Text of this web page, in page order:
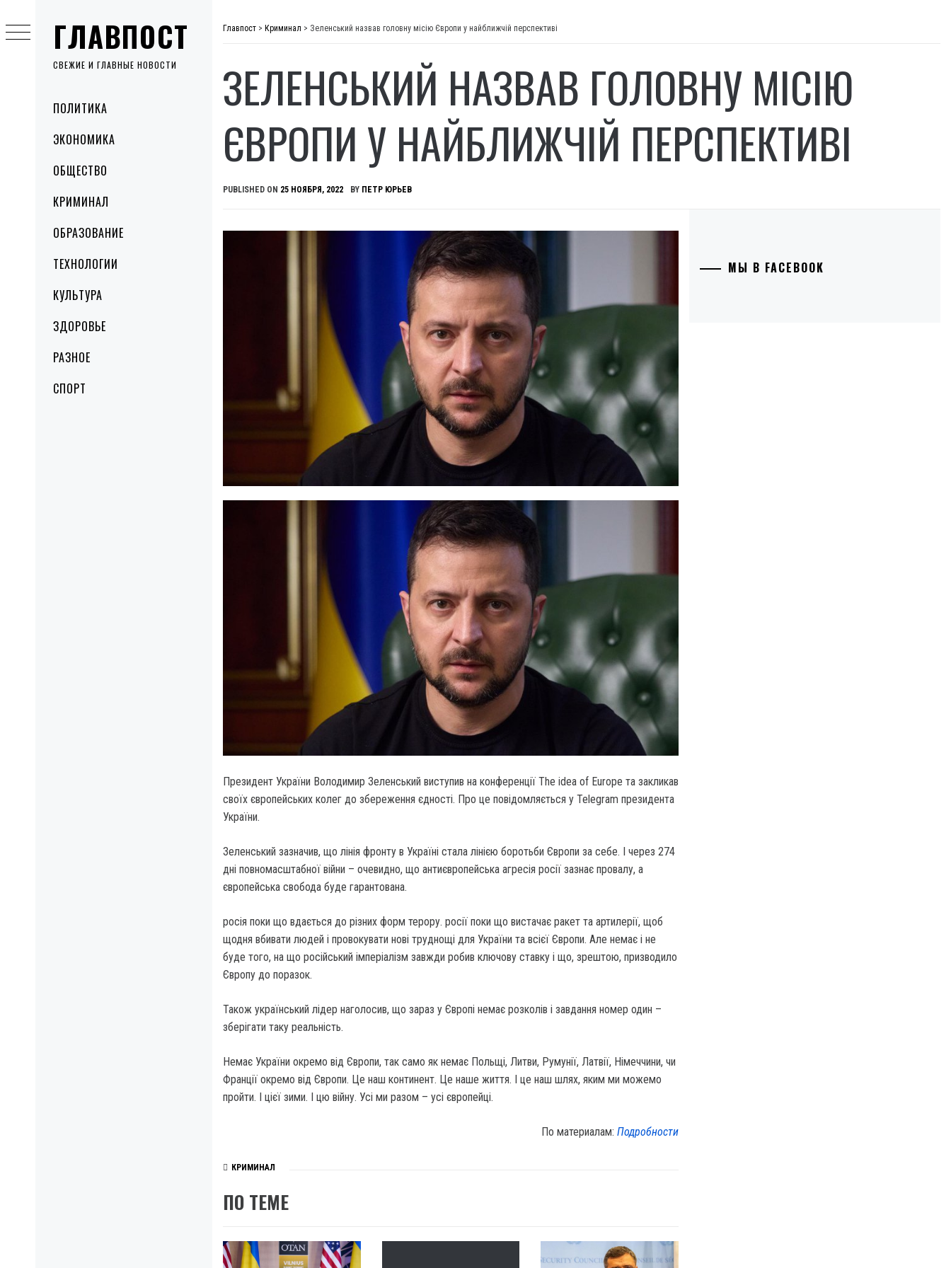
ГЛАВПОСТ
СВЕЖИЕ И ГЛАВНЫЕ НОВОСТИ
MenuПОЛИТИКА
ЭКОНОМИКА
ОБЩЕСТВО
КРИМИНАЛ
ОБРАЗОВАНИЕ
ТЕХНОЛОГИИ
КУЛЬТУРА
ЗДОРОВЬЕ
РАЗНОЕ
СПОРТ
to
content
Главпост > Криминал > Зеленський назвав головну місію Європи у найближчій перспективі
ЗЕЛЕНСЬКИЙ НАЗВАВ ГОЛОВНУ МІСІЮ
ЄВРОПИ У НАЙБЛИЖЧІЙ ПЕРСПЕКТИВІ
PUBLISHED ON 25 НОЯБРЯ, 2022 BY ПЕТР ЮРЬЕВ
Президент України Володимир Зеленський виступив на конференції The idea of Europe та закликав
своїх європейських колег до збереження єдності. Про це повідомляється у Telegram президента
України.
Зеленський зазначив, що лінія фронту в Україні стала лінією боротьби Європи за себе. І через 274
дні повномасштабної війни – очевидно, що антиєвропейська агресія росії зазнає провалу, а
європейська свобода буде гарантована.
росія поки що вдається до різних форм терору. росії поки що вистачає ракет та артилерії, щоб
щодня вбивати людей і провокувати нові труднощі для України та всієї Європи. Але немає і не
буде того, на що російський імперіалізм завжди робив ключову ставку і що, зрештою, призводило
Європу до поразок.
Також український лідер наголосив, що зараз у Європі немає розколів і завдання номер один –
зберігати таку реальність.
Немає України окремо від Європи, так само як немає Польщі, Литви, Румунії, Латвії, Німеччини, чи
Франції окремо від Європи. Це наш континент. Це наше життя. І це наш шлях, яким ми можемо
пройти. І цієї зими. І цю війну. Усі ми разом – усі європейці.
По материалам:Подробности
КРИМИНАЛ
ПО ТЕМЕ
МЫ В FACEBOOK